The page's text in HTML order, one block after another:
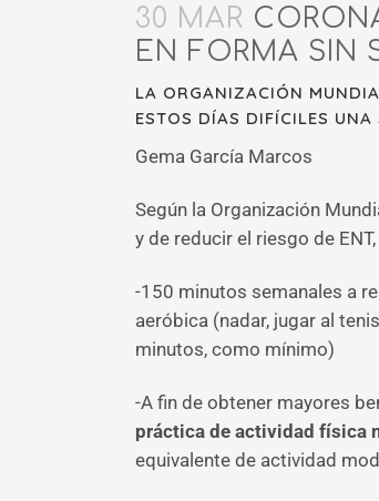
30 MAR
EN FORMA SIN
LA ORGANIZACIÓN
ESTOS DÍAS DIFÍCILES
Gema García Marcos
Según la Organización
y de reducir el riesgo de
-150 minutos semanales a
aeróbica (nadar, jugar al
minutos, como mínimo)
-A fin de obtener mayores
práctica de actividad física
equivalente de actividad